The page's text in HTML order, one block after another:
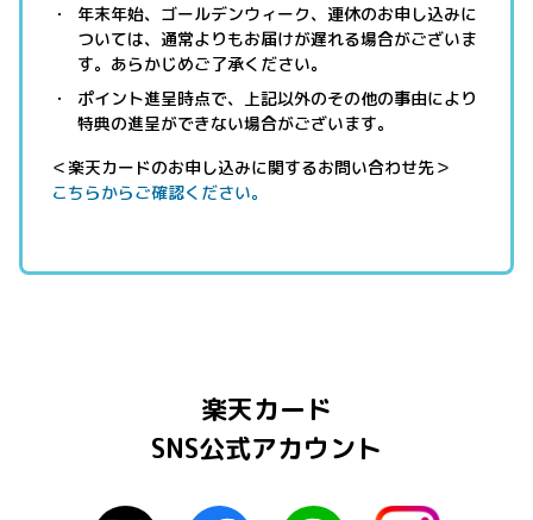
年末年始、ゴールデンウィーク、連休のお申し込みに
ついては、通常よりもお届けが遅れる場合がございま
す。あらかじめご了承ください。
ポイント進呈時点で、上記以外のその他の事由により
特典の進呈ができない場合がございます。
＜楽天カードのお申し込みに関するお問い合わせ先＞
こちらからご確認ください。
楽天カード
SNS公式アカウント